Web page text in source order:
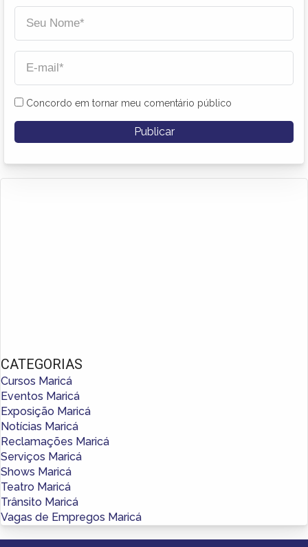
Concordo em tornar meu comentário público
CATEGORIAS
Cursos Maricá
Eventos Maricá
Exposição Maricá
Notícias Maricá
Reclamações Maricá
Serviços Maricá
Shows Maricá
Teatro Maricá
Trânsito Maricá
Vagas de Empregos Maricá